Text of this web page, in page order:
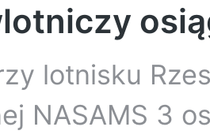
lotnisku
NASAMS 3